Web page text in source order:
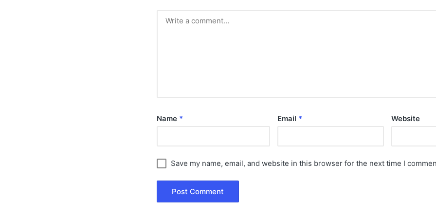
Name * Email * Website
Save my name, email, and website in this browser for the next time I